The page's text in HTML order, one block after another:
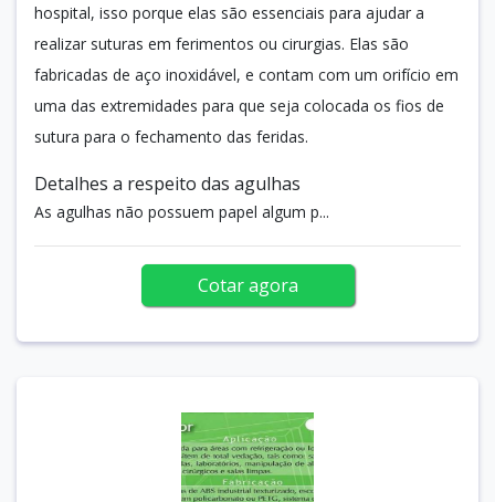
hospital, isso porque elas são essenciais para ajudar a
realizar suturas em ferimentos ou cirurgias. Elas são
fabricadas de aço inoxidável, e contam com um orifício em
uma das extremidades para que seja colocada os fios de
sutura para o fechamento das feridas.
Detalhes a respeito das agulhas
As agulhas não possuem papel algum p...
Cotar agora